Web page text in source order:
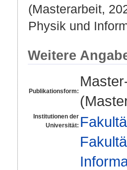
(Masterarbeit,
Physik und
Weitere
Publikationsform:
Institutionen der
Universität: